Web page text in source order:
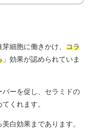
細胞に働きかけ、 コラ
」効果が認められていま
バーを促し、セラミドの
くれます。
白効果まであります。